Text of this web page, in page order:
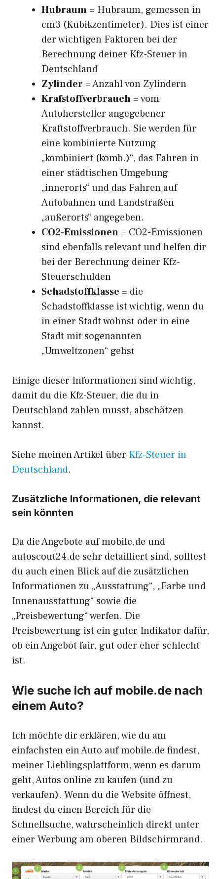
Hubraum = Hubraum, gemessen in
cm3 (Kubikzentimeter). Dies ist einer
der wichtigen Faktoren bei der
Berechnung deiner Kfz-Steuer in
Deutschland
Zylinder = Anzahl von Zylindern
Krafstoffverbrauch = vom
Autohersteller angegebener
Kraftstoffverbrauch. Sie werden für
eine kombinierte Nutzung
„kombiniert (komb.)“, das Fahren in
einer städtischen Umgebung
„innerorts“ und das Fahren auf
Autobahnen und Landstraßen
„außerorts“ angegeben.
CO2-Emissionen = CO2-Emissionen
sind ebenfalls relevant und helfen dir
bei der Berechnung deiner Kfz-
Steuerschulden
Schadstoffklasse = die
Schadstoffklasse ist wichtig, wenn du
in einer Stadt wohnst oder in eine
Stadt mit sogenannten
„Umweltzonen“ gehst
Einige dieser Informationen sind wichtig,
damit du die Kfz-Steuer, die du in
Deutschland zahlen musst, abschätzen
kannst.
Siehe meinen Artikel über Kfz-Steuer in
Deutschland.
Zusätzliche Informationen, die relevant
sein könnten
Da die Angebote auf mobile.de und
autoscout24.de sehr detailliert sind, solltest
du auch einen Blick auf die zusätzlichen
Informationen zu „Ausstattung“, „Farbe und
Innenausstattung“ sowie die
„Preisbewertung“ werfen. Die
Preisbewertung ist ein guter Indikator dafür,
ob ein Angebot fair, gut oder eher schlecht
ist.
Wie suche ich auf mobile.de nach
einem Auto?
Ich möchte dir erklären, wie du am
einfachsten ein Auto auf mobile.de findest,
meiner Lieblingsplattform, wenn es darum
geht, Autos online zu kaufen (und zu
verkaufen). Wenn du die Website öffnest,
findest du einen Bereich für die
Schnellsuche, wahrscheinlich direkt unter
einer Werbung am oberen Bildschirmrand.